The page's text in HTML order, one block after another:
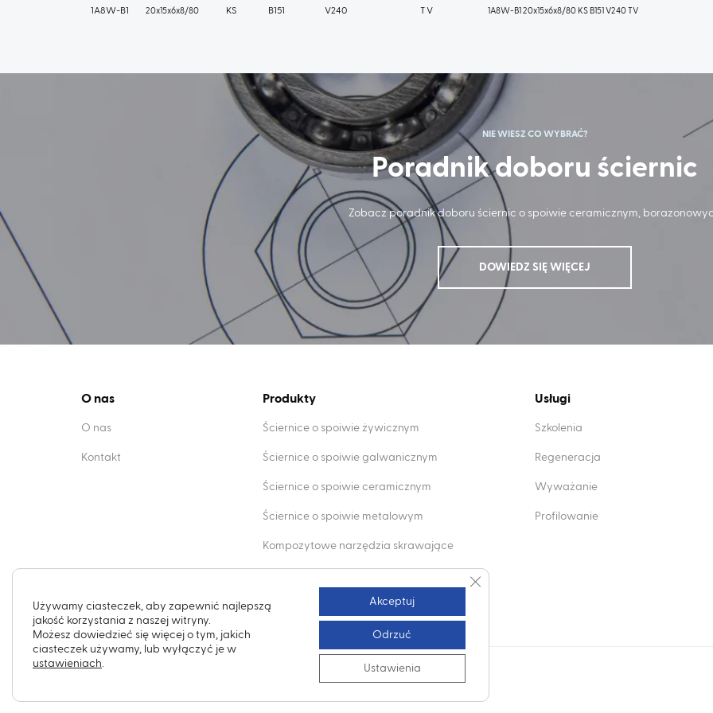
1A8W-B1 20x15x6x8/80 KS B151 V240 T V 1A8W-B1 20x15x6x8/80 KS B151 V240 TV
NIE WIESZ CO WYBRAĆ?
Poradnik doboru ściernic
Zobacz poradnik doboru ściernic o spoiwie ceramicznym,
DOWIEDZ SIĘ WIĘCEJ
O nas
O nas
Kontakt
Produkty
Ściernice o spoiwie żywicznym
Ściernice o spoiwie galwanicznym
Ściernice o spoiwie ceramicznym
Ściernice o spoiwie metalowym
Kompozytowe narzędzia skrawające
Usługi
Szkolenia
Regeneracja
Wyważanie
Profilowanie
Polityka prywatności
Używamy ciasteczek, aby zapewnić najlepszą
jakość korzystania z naszej witryny.
Możesz dowiedzieć się więcej o tym, jakich
ciasteczek używamy, lub wyłączyć je w
ustawieniach.
Akceptuj
Odrzuć
Ustawienia
Zamknij panel powiadomień o ciasteczkach